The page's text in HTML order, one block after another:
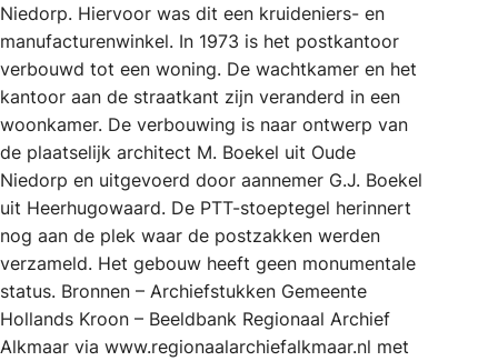
Niedorp. Hiervoor was dit een kruideniers- en
manufacturenwinkel. In 1973 is het postkantoor
verbouwd tot een woning. De wachtkamer en het
kantoor aan de straatkant zijn veranderd in een
woonkamer. De verbouwing is naar ontwerp van
de plaatselijk architect M. Boekel uit Oude
Niedorp en uitgevoerd door aannemer G.J. Boekel
uit Heerhugowaard. De PTT-stoeptegel herinnert
nog aan de plek waar de postzakken werden
verzameld. Het gebouw heeft geen monumentale
status. Bronnen – Archiefstukken Gemeente
Hollands Kroon – Beeldbank Regionaal Archief
Alkmaar via www.regionaalarchiefalkmaar.nl met